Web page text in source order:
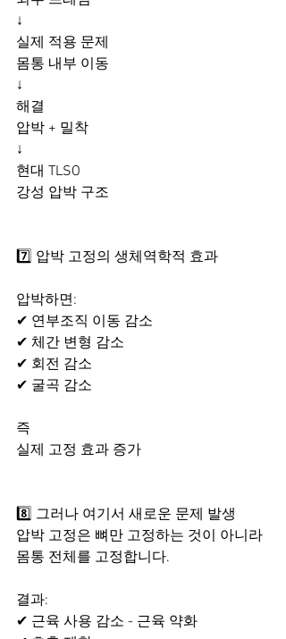
↓
실제 적용 문제
몸통 내부 이동
↓
해결
압박 + 밀착
↓
현대 TLSO
강성 압박 구조
7️⃣ 압박 고정의 생체역학적 효과
압박하면:
✔ 연부조직 이동 감소
✔ 체간 변형 감소
✔ 회전 감소
✔ 굴곡 감소
즉
실제 고정 효과 증가
8️⃣ 그러나 여기서 새로운 문제 발생
압박 고정은 뼈만 고정하는 것이 아니라
몸통 전체를 고정합니다.​
결과:
✔ 근육 사용 감소 - 근육 약화